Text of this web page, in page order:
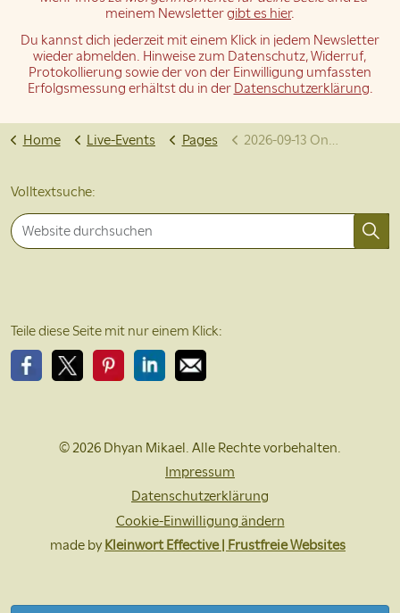
meinem Newslettergibt es hier.
Du kannst dich jederzeit mit einem Klick in jedem Newsletter
wieder abmelden. Hinweise zum Datenschutz, Widerruf,
Protokollierung sowie der von der Einwilligung umfassten
Erfolgsmessung erhältst du in der Datenschutzerklärung.
Home Live-Events Pages 2026-09-13 Online-Satsang
Volltextsuche:
Teile diese Seite mit nur einem Klick:
© 2026 Dhyan Mikael. Alle Rechte vorbehalten.
Impressum
Datenschutzerklärung
Cookie-Einwilligung ändern
made by Kleinwort Effective | Frustfreie Websites